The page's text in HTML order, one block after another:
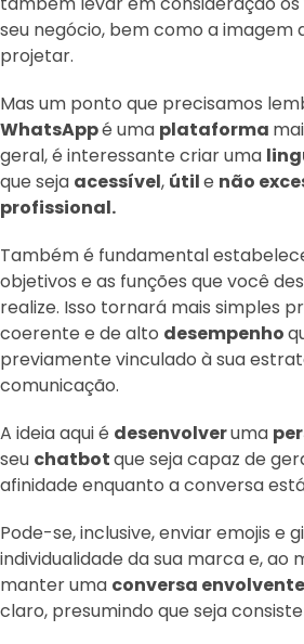
seu negócio, bem como a imagem
projetar.
Mas um ponto que precisamos
WhatsAppé uma plataforma
geral, é interessante criar uma
que seja acessível, útile não
profissional.
Também é fundamental
objetivos e as funções que você
realize. Isso tornará mais simples
coerente e de alto desempenho
previamente vinculado à sua
comunicação.
A ideia aqui é desenvolveruma
seu chatbotque seja capaz de
afinidade enquanto a conversa
Pode-se, inclusive, enviar emojis e
individualidade da sua marca e, ao
manter uma conversa envolvente
claro, presumindo que seja